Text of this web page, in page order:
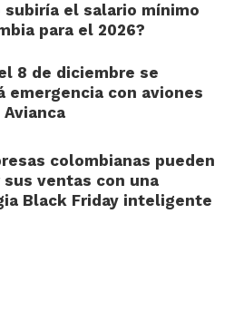
subiría el salario mínimo
para el 2026?
8 de diciembre se
emergencia con aviones
Avianca
colombianas pueden
sus ventas con una
Black Friday inteligente